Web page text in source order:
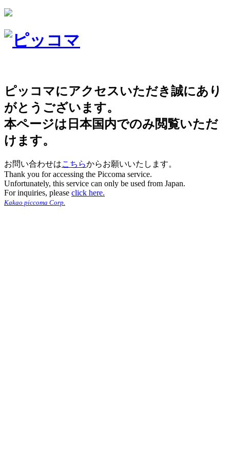
ピッコマにアクセスいただき誠にあり
がとうございます。
本ページは日本国内でのみ閲覧いただ
けます。
お問い合わせはこちらからお願いいたします。
Thank you for accessing the Piccoma service.
Unfortunately, this service can only be used from Japan.
For inquiries, please click here.
Kakao piccoma Corp.